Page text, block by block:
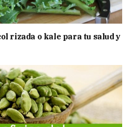
rizada o kale para tu salud y